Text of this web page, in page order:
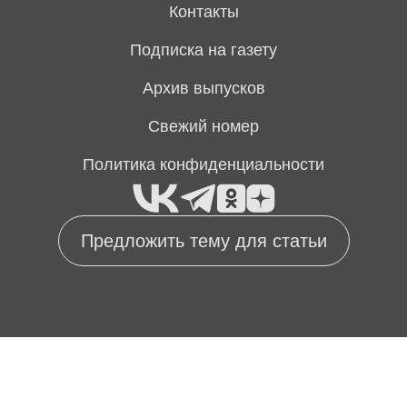
Предложить тему для статьи
Контакты
Подписка на газету
Архив выпусков
Свежий номер
Политика конфиденциальности